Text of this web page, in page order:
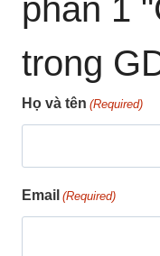
phần 1
trong
Họ và tên (Required)
Email (Required)